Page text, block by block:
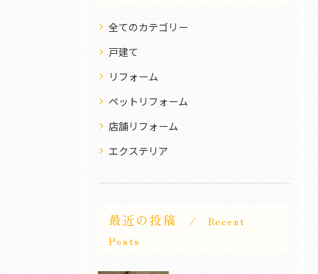
全てのカテゴリー
戸建て
リフォーム
ペットリフォーム
店舗リフォーム
エクステリア
最近の投稿
Recent
Posts